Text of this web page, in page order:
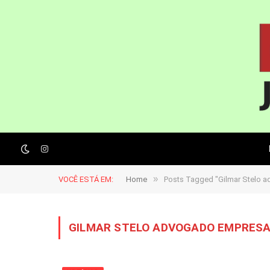
Instagram
VOCÊ ESTÁ EM: Home » Posts Tagged "Gilmar Stelo
GILMAR STELO ADVOGADO